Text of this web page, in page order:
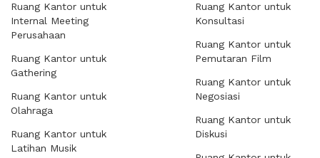
Ruang Kantor untuk
Internal Meeting
Perusahaan
Ruang Kantor untuk
Gathering
Ruang Kantor untuk
Olahraga
Ruang Kantor untuk
Latihan Musik
Ruang Kantor untuk
Konsultasi
Ruang Kantor untuk
Pemutaran Film
Ruang Kantor untuk
Negosiasi
Ruang Kantor untuk
Diskusi